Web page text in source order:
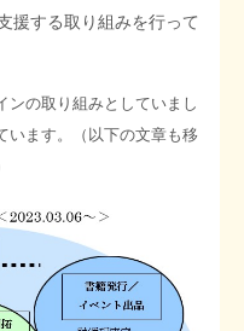
ブカル分室
援する取り組みを行って
ンの取り組みとしていまし
います。（以下の文章も移